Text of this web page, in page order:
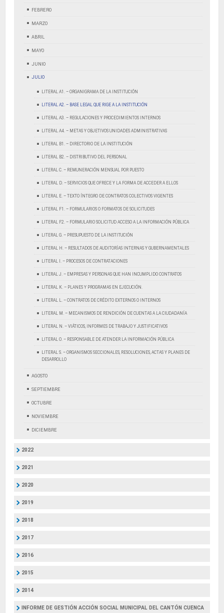
FEBRERO
MARZO
ABRIL
MAYO
JUNIO
JULIO
LITERAL A1. – ORGANIGRAMA DE LA INSTITUCIÓN
LITERAL A2. – BASE LEGAL QUE RIGE A LA INSTITUCIÓN
LITERAL A3. – REGULACIONES Y PROCEDIMIENTOS INTERNOS
LITERAL A4. – METAS Y OBJETIVOS UNIDADES ADMINISTRATIVAS
LITERAL B1. – DIRECTORIO DE LA INSTITUCIÓN
LITERAL B2. – DISTRIBUTIVO DEL PERSONAL
LITERAL C. – REMUNERACIÓN MENSUAL POR PUESTO
LITERAL D. – SERVICIOS QUE OFRECE Y LA FORMA DE ACCEDER A ELLOS
LITERAL E. – TEXTO ÍNTEGRO DE CONTRATOS COLECTIVOS VIGENTES
LITERAL F1. – FORMULARIOS O FORMATOS DE SOLICITUDES
LITERAL F2. – FORMULARIO SOLICITUD ACCESO A LA INFORMACIÓN PÚBLICA
LITERAL G. – PRESUPUESTO DE LA INSTITUCIÓN
LITERAL H. – RESULTADOS DE AUDITORÍAS INTERNAS Y GUBERNAMENTALES
LITERAL I. – PROCESOS DE CONTRATACIONES
LITERAL J. – EMPRESAS Y PERSONAS QUE HAN INCUMPLIDO CONTRATOS
LITERAL K. – PLANES Y PROGRAMAS EN EJECUCIÓN.
LITERAL L. – CONTRATOS DE CRÉDITO EXTERNOS O INTERNOS
LITERAL M. – MECANISMOS DE RENDICIÓN DE CUENTAS A LA CIUDADANÍA
LITERAL N. – VIÁTICOS, INFORMES DE TRABAJO Y JUSTIFICATIVOS
LITERAL O. – RESPONSABLE DE ATENDER LA INFORMACIÓN PÚBLICA
LITERAL S. – ORGANISMOS SECCIONALES, RESOLUCIONES, ACTAS Y PLANES DE
DESARROLLO
AGOSTO
SEPTIEMBRE
OCTUBRE
NOVIEMBRE
DICIEMBRE
2022
2021
2020
2019
2018
2017
2016
2015
2014
INFORME DE GESTIÓN ACCIÓN SOCIAL MUNICIPAL DEL CANTÓN CUENCA